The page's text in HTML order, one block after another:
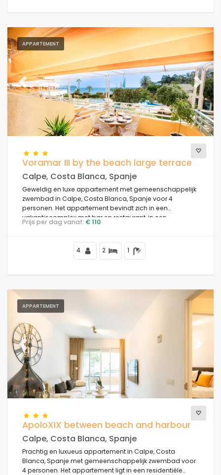
APPARTEMENT
Previous Next
Voramar III by the beach large terrace
Calpe, Costa Blanca, Spanje
Geweldig en luxe appartement met gemeenschappelijk
zwembad in Calpe, Costa Blanca, Spanje voor 4
personen. Het appartement bevindt zich in een
vakantiecomplex met bar en restaurant, in een
residentieel strandgebied, dicht bij winkels en
en op 25 m van de Middellandse Zee.
Prijs per dag vanaf: € 110
4 2 1
APPARTEMENT
Previous Next
ApoloXIX between beach and harbour
Calpe, Costa Blanca, Spanje
Prachtig en luxueus appartement in Calpe, Costa
Blanca, Spanje met gemeenschappelijk zwembad voor
4 personen. Het appartement ligt in een residentiële